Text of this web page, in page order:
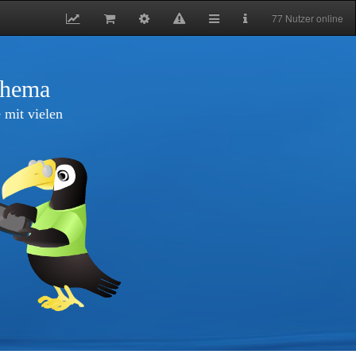
77 Nutzer online
mit vielen